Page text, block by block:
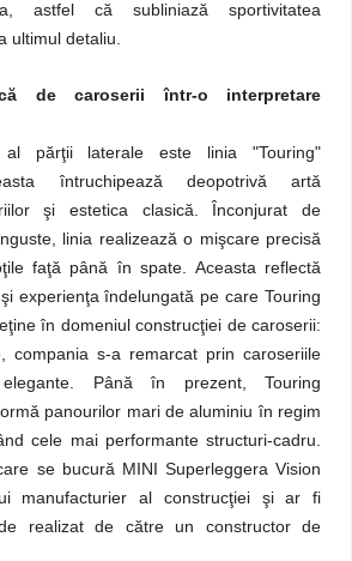
astfel că subliniază sportivitatea
ultimul detaliu.
de caroserii într-o interpretare
al părţii laterale este linia "Touring"
întruchipează deopotrivă artă
şi estetica clasică. Înconjurat de
linia realizează o mişcare precisă
faţă până în spate. Aceasta reflectă
experienţa îndelungată pe care Touring
în domeniul construcţiei de caroserii:
compania s-a remarcat prin caroseriile
Până în prezent, Touring
panourilor mari de aluminiu în regim
cele mai performante structuri-cadru.
se bucură MINI Superleggera Vision
manufacturier al construcţiei şi ar fi
realizat de către un constructor de